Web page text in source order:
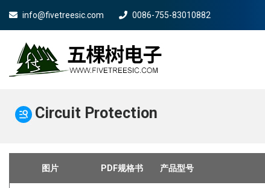
info@fivetreesic.com 0086-755-83010882
Circuit Protection
图片 PDF规格书 产品型号